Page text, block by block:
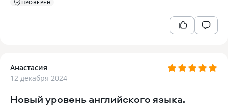
ПРОВЕРЕН
Анастасия
12 декабря 2024
Новый уровень английского языка.